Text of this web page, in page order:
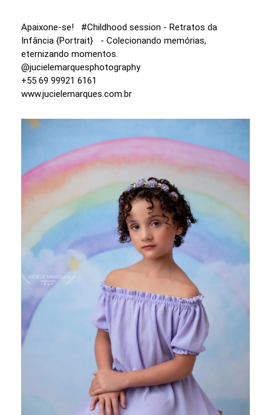
Apaixone-se! #Childhood session - Retratos da
Infância {Portrait} - Colecionando memórias,
eternizando momentos.
@jucielemarquesphotography
+55 69 99921 6161
www.jucielemarques.com.br